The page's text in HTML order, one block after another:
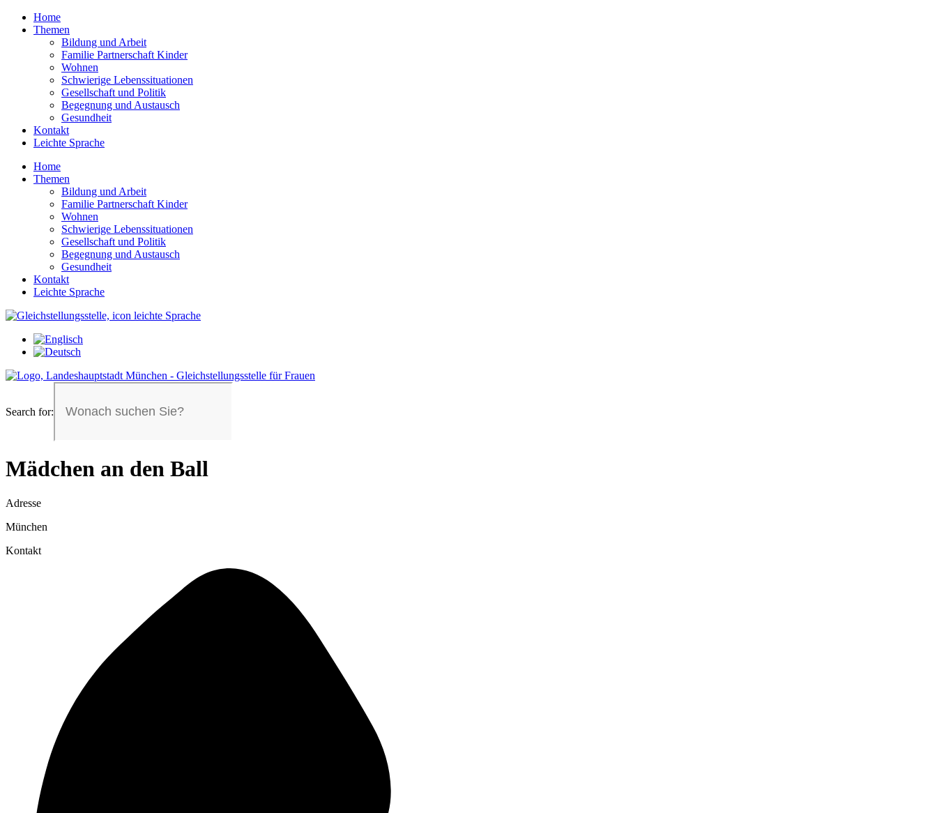
Home
Themen
Bildung und Arbeit
Familie Partnerschaft Kinder
Wohnen
Schwierige Lebens­situationen
Gesellschaft und Politik
Begegnung und Austausch
Gesundheit
Kontakt
Leichte Sprache
Home
Themen
Bildung und Arbeit
Familie Partnerschaft Kinder
Wohnen
Schwierige Lebens­situationen
Gesellschaft und Politik
Begegnung und Austausch
Gesundheit
Kontakt
Leichte Sprache
Search for:
Mädchen an den Ball
Adresse
München
Kontakt